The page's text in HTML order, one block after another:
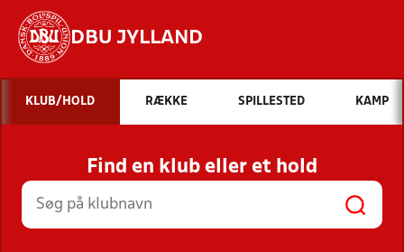
DBU JYLLAND
Hvad vil du søge efter?
INDHOLD OG NYHEDER
STILLINGER, RESULTATER, KLUBBER OG
HOLD
KLUB/HOLD RÆKKE SPILLESTED KAMP
Find en klub eller et hold